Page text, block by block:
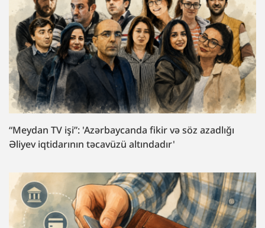
“Meydan TV işi”: 'Azərbaycanda fikir və söz azadlığı
Əliyev iqtidarının təcavüzü altındadır'